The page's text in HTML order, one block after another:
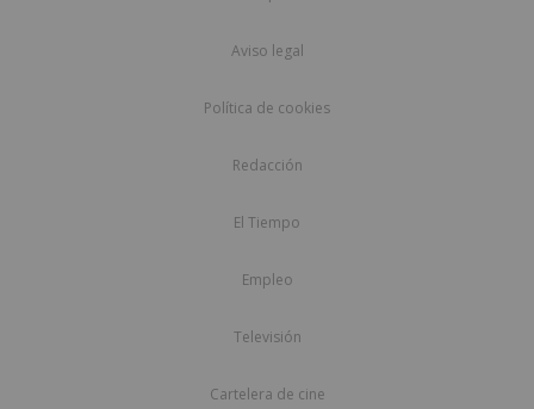
Aviso legal
Política de cookies
Redacción
El Tiempo
Empleo
Televisión
Cartelera de cine